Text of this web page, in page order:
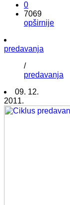
0
7069
opširnije
predavanja
/
predavanja
09. 12.
2011.